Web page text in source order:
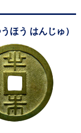
ほう はんじゅ）